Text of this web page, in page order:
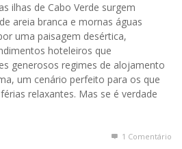
ilhas de Cabo Verde surgem
areia branca e mornas águas
uma paisagem desértica,
hoteleiros que
generosos regimes de alojamento
um cenário perfeito para os que
relaxantes. Mas se é verdade
1 Comentário